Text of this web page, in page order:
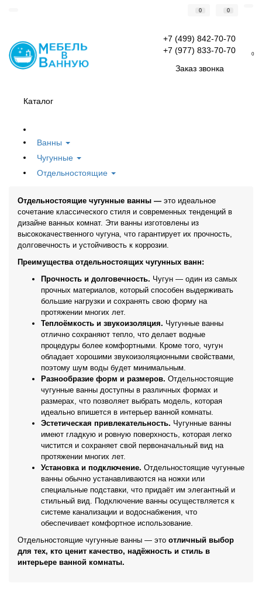
0 0
+7 (499) 842-70-70
+7 (977) 833-70-70
Заказ звонка
0
Каталог
Ванны
Чугунные
Отдельностоящие
Отдельностоящие чугунные ванны — это идеальное
сочетание классического стиля и современных тенденций в
дизайне ванных комнат. Эти ванны изготовлены из
высококачественного чугуна, что гарантирует их прочность,
долговечность и устойчивость к коррозии.
Преимущества отдельностоящих чугунных ванн:
Прочность и долговечность. Чугун — один из самых
прочных материалов, который способен выдерживать
большие нагрузки и сохранять свою форму на
протяжении многих лет.
Теплоёмкость и звукоизоляция. Чугунные ванны
отлично сохраняют тепло, что делает водные
процедуры более комфортными. Кроме того, чугун
обладает хорошими звукоизоляционными свойствами,
поэтому шум воды будет минимальным.
Разнообразие форм и размеров. Отдельностоящие
чугунные ванны доступны в различных формах и
размерах, что позволяет выбрать модель, которая
идеально впишется в интерьер ванной комнаты.
Эстетическая привлекательность. Чугунные ванны
имеют гладкую и ровную поверхность, которая легко
чистится и сохраняет свой первоначальный вид на
протяжении многих лет.
Установка и подключение. Отдельностоящие чугунные
ванны обычно устанавливаются на ножки или
специальные подставки, что придаёт им элегантный и
стильный вид. Подключение ванны осуществляется к
системе канализации и водоснабжения, что
обеспечивает комфортное использование.
Отдельностоящие чугунные ванны — это отличный выбор
для тех, кто ценит качество, надёжность и стиль в
интерьере ванной комнаты.